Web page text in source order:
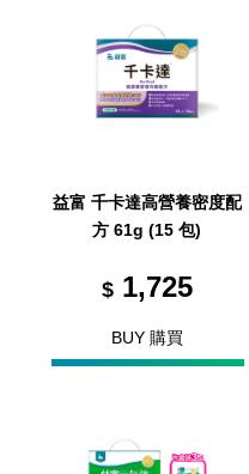
益富 千卡達高營養密度配
方 61g (15 包)
$1,725
BUY 購買